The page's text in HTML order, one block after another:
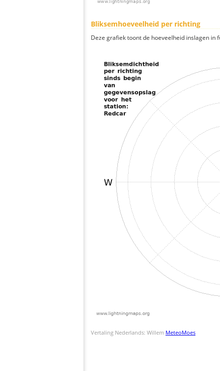
Bliksemhoeveelheid per richting
Deze grafiek toont de hoeveelheid inslagen
Vertaling Nederlands: Willem MeteoMoes